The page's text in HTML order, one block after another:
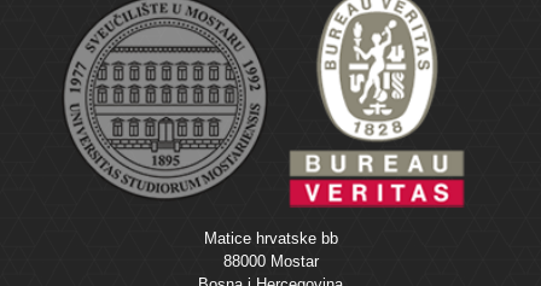
Matice hrvatske bb
88000 Mostar